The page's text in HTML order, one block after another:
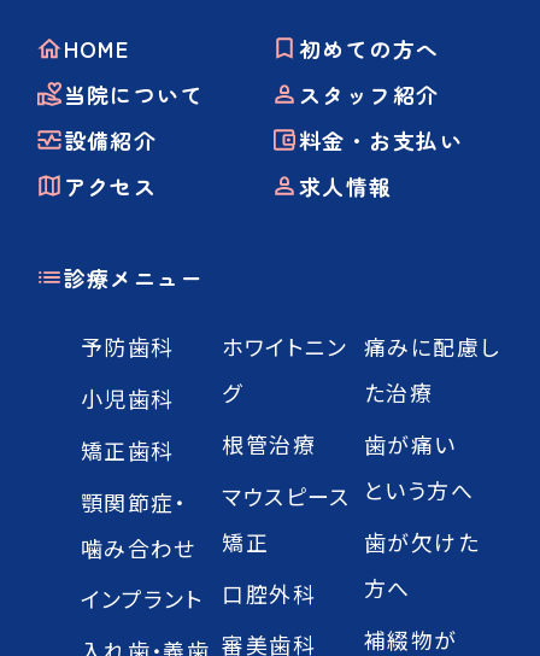
HOME
初めての方へ
当院について
スタッフ紹介
設備紹介
料金・お支払い
アクセス
求人情報
診療メニュー
予防歯科
小児歯科
矯正歯科
顎関節症・
噛み合わせ
インプラント
ホワイトニン
グ
根管治療
マウスピース
矯正
口腔外科
審美歯科
痛みに配慮し
た治療
歯が痛い
という方へ
歯が欠けた
方へ
補綴物が